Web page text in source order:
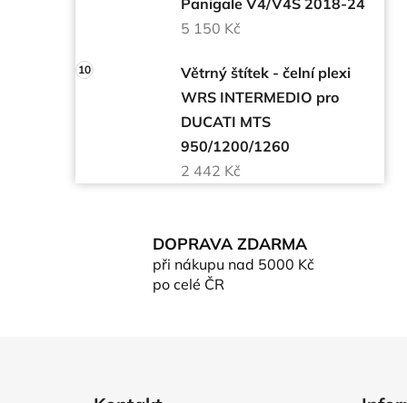
5 150 Kč
Větrný štítek - čelní plexi
WRS INTERMEDIO pro
DUCATI MTS
950/1200/1260
2 442 Kč
DOPRAVA ZDARMA
při nákupu nad 5000 Kč
po celé ČR